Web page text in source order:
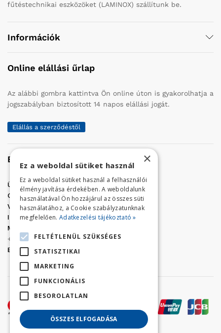
fűtéstechnikai eszközöket (LAMINOX) szállítunk be.
Információk
Online elállási űrlap
Az alábbi gombra kattintva Ön online úton is gyakorolhatja a
jogszabályban biztosított 14 napos elállási jogát.
Elállás a szerződéstől
Elérhetőség
Üzletünk címe:Szolnok, Vércse út 17.
Golf Center Áruház:06 (56) 423-324
VÁR-Kert Áruház: 06 (56) 429-771
Iroda:06 (56) 421-857
Megrendelés, termék információ:
+36 (70) 938-3356
E-mail:
golfaruhaz@gmail.com
×
Ez a weboldal sütiket használ
Ez a weboldal sütiket használ a felhasználói
élmény javítása érdekében. A weboldalunk
használatával Ön hozzájárul az összes süti
használatához, a Cookie szabályzatunknak
megfelelően. Adatkezelési tájékoztató »
FELTÉTLENÜL SZÜKSÉGES
STATISZTIKAI
MARKETING
FUNKCIONÁLIS
BESOROLATLAN
ÖSSZES ELFOGADÁSA